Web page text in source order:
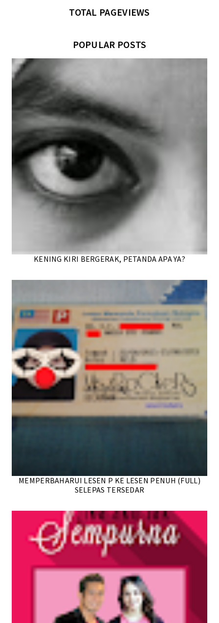
TOTAL PAGEVIEWS
POPULAR POSTS
KENING KIRI BERGERAK, PETANDA APA YA?
MEMPERBAHARUI LESEN P KE LESEN PENUH (FULL)
SELEPAS TERSEDAR